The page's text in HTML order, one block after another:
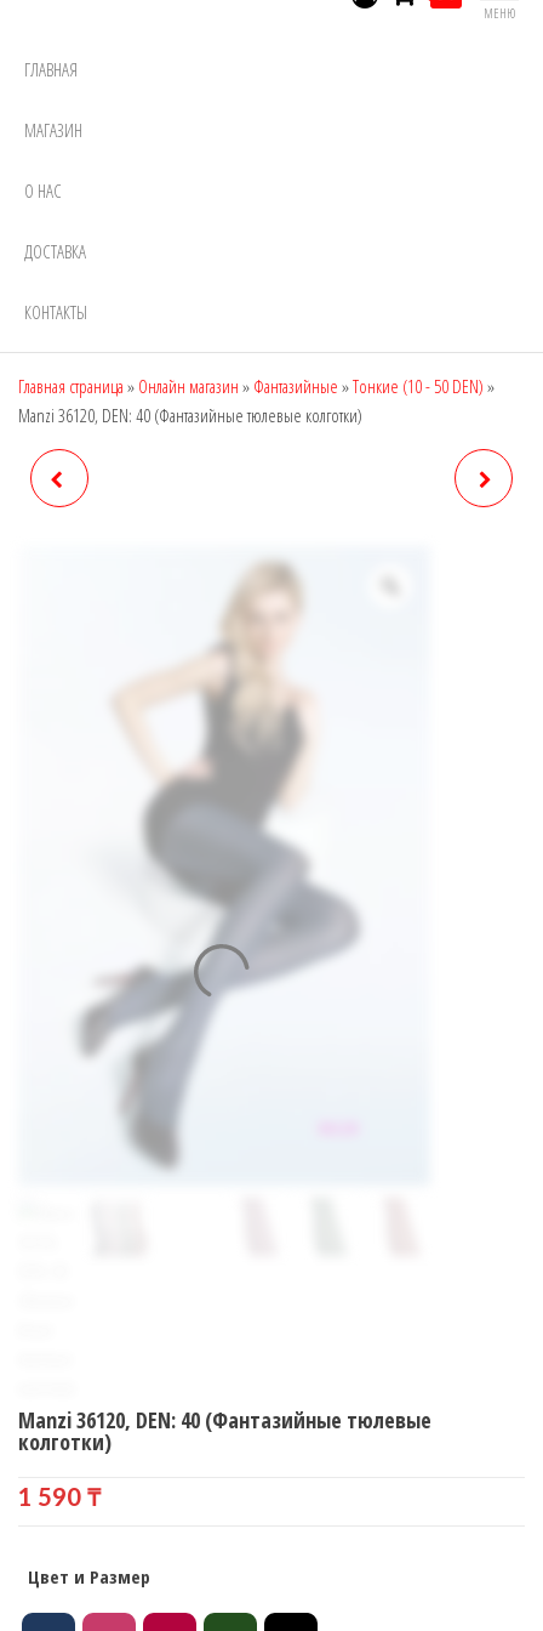
МЕНЮ
ГЛАВНАЯ
МАГАЗИН
О НАС
ДОСТАВКА
КОНТАКТЫ
Главная страница » Онлайн магазин » Фантазийные »Тонкие (10 - 50 DEN) »
Manzi 36120, DEN: 40 (Фантазийные тюлевые колготки)
ГОРОХ)
Manzi 36120, DEN: 40 (Фантазийные тюлевые
колготки)
1 590 ₸
Цвет и Размер